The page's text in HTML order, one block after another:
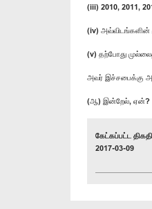
(iii) 2010, 2011,
(iv) அவ்விடங்களின்
(v) தற்போது
அவர் இச்சபைக்கு
(ஆ) இன்றேல், ஏன்?
கேட்கப்பட்ட திகதி
2017-03-09